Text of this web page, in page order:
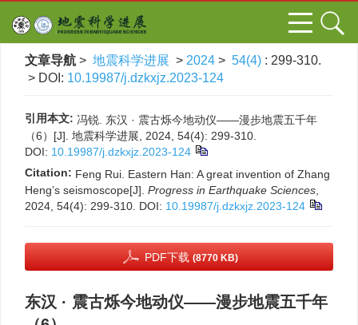
文章导航 > 地震科学进展 > 2024 > 54(4) : 299-310.
> DOI: 10.19987/j.dzkxjz.2023-124
引用本文: 冯锐. 东汉 · 震古烁今地动仪——漫步地震五千年
（6）[J]. 地震科学进展, 2024, 54(4): 299-310.
DOI: 10.19987/j.dzkxjz.2023-124
Citation: Feng Rui. Eastern Han: A great invention of Zhang
Heng’s seismoscope[J]. Progress in Earthquake Sciences
2024, 54(4): 299-310. DOI: 10.19987/j.dzkxjz.2023-124
PDF下载 (8770 KB)
东汉 · 震古烁今地动仪——漫步地震五千年